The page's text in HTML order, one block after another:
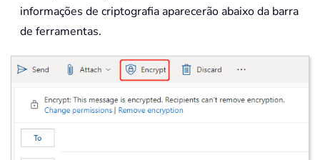
informações de criptografia aparecerão abaixo da barra
de ferramentas.